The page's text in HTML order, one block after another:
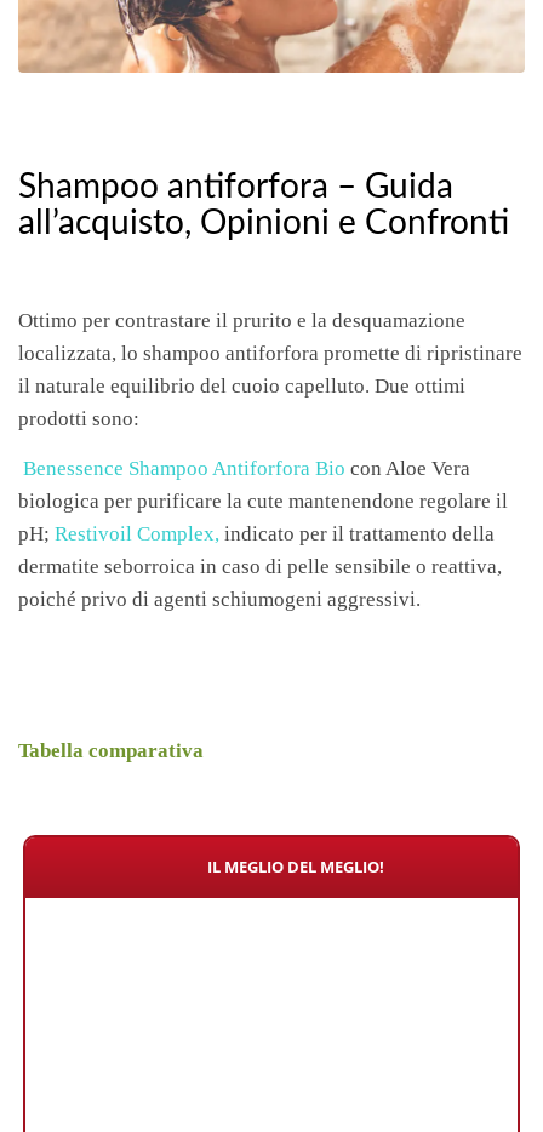
Shampoo antiforfora – Guida
all’acquisto, Opinioni e Confronti
Ottimo per contrastare il prurito e la desquamazione
localizzata, lo shampoo antiforfora promette di ripristinare
il naturale equilibrio del cuoio capelluto. Due ottimi
prodotti sono:
Benessence Shampoo Antiforfora Bio con Aloe Vera
biologica per purificare la cute mantenendone regolare il
pH; Restivoil Complex, indicato per il trattamento della
dermatite seborroica in caso di pelle sensibile o reattiva,
poiché privo di agenti schiumogeni aggressivi.
Tabella comparativa
IL MEGLIO DEL MEGLIO!